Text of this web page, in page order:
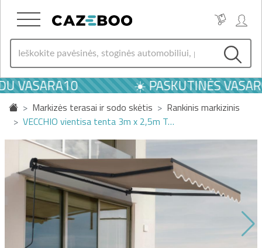
☀️ PASKUTINĖS
Markizės terasai ir sodo skėtis
Rankinis markizinis
VECCHIO vientisa tenta 3m x 2,5m T…